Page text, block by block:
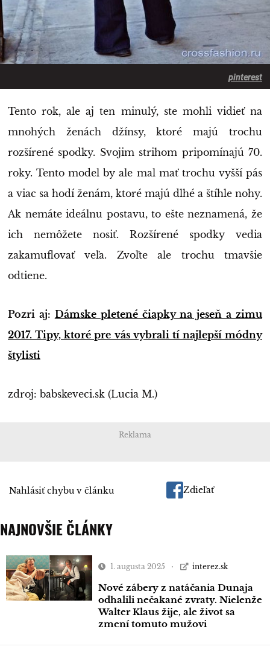
pinterest
Tento rok, ale aj ten minulý, ste mohli vidieť na
mnohých ženách džínsy, ktoré majú trochu
rozšírené spodky. Svojim strihom pripomínajú 70.
roky. Tento model by ale mal mať trochu vyšší pás
a viac sa hodí ženám, ktoré majú dlhé a štíhle nohy.
Ak nemáte ideálnu postavu, to ešte neznamená, že
ich nemôžete nosiť. Rozšírené spodky vedia
zakamuflovať veľa. Zvoľte ale trochu tmavšie
odtiene.
Pozri aj: Dámske pletené čiapky na jeseň a zimu
2017. Tipy, ktoré pre vás vybrali tí najlepší módny
štylisti
zdroj: babskeveci.sk (Lucia M.)
Reklama
Nahlásiť chybu v článku Zdieľať
NAJNOVŠIE ČLÁNKY
1. augusta 2025 interez.sk
Nové zábery z natáčania Dunaja
odhalili nečakané zvraty. Nielenže
Walter Klaus žije, ale život sa
zmení tomuto mužovi